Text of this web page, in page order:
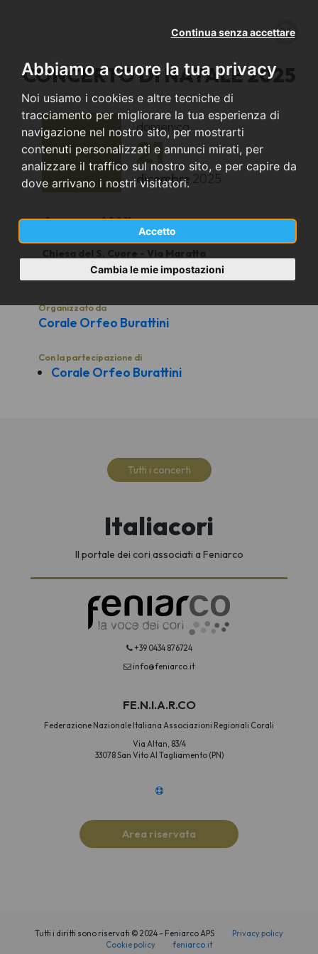
Abbiamo a cuore la tua privacy
Noi usiamo i cookies e altre tecniche di
tracciamento per migliorare la tua esperienza di
navigazione nel nostro sito, per mostrarti
contenuti personalizzati e annunci mirati, per
analizzare il traffico sul nostro sito, e per capire da
dove arrivano i nostri visitatori.
Accetto
Continua senza accettare
Cambia le mie impostazioni
CONCERTO DI NATALE 2025
domenica
21
dicembre 2025
Ancona (AN)
Chiesa del S. Cuore - Via Maratta
Organizzato da
Corale Orfeo Burattini
Con la partecipazione di
Corale Orfeo Burattini
Tutti i concerti
Italiacori
Il portale dei cori associati a Feniarco
+39 0434 876724
info@feniarco.it
FE.N.I.A.R.CO
Federazione Nazionale Italiana Associazioni Regionali Corali
Via Altan, 83/4
33078 San Vito Al Tagliamento (PN)
Area riservata
Tutti i diritti sono riservati © 2024 – Feniarco APS
Privacy policy
Cookie policy
feniarco.it